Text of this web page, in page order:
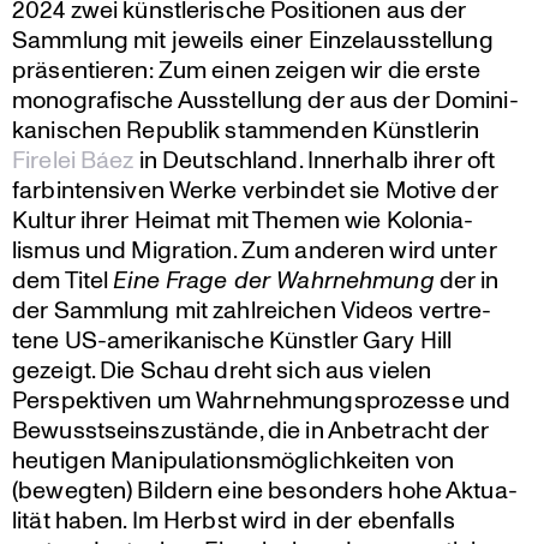
2024 zwei künst­le­ri­sche Positionen aus der
Sammlung mit jeweils einer Einzel­aus­stel­lung
präsen­tieren: Zum einen zeigen wir die erste
monogra­fi­sche Ausstel­lung der aus der Domini­
ka­ni­schen Republik stammenden Künst­lerin
Firelei Báez in Deutsch­land. Innerhalb ihrer oft
farbin­ten­siven Werke verbindet sie Motive der
Kultur ihrer Heimat mit Themen wie Kolonia­
lismus und Migration. Zum anderen wird unter
dem TitelEine Frage der Wahrneh­mungder in
der Sammlung mit zahlrei­chen Videos vertre­
tene US-ameri­ka­ni­sche Künstler Gary Hill
gezeigt. Die Schau dreht sich aus vielen
Perspek­tiven um Wahrneh­mungs­pro­zesse und
Bewusst­seins­zu­stände, die in Anbetracht der
heutigen Manipu­la­ti­ons­mög­lich­keiten von
(bewegten) Bildern eine besonders hohe Aktua­
lität haben. Im Herbst wird in der ebenfalls